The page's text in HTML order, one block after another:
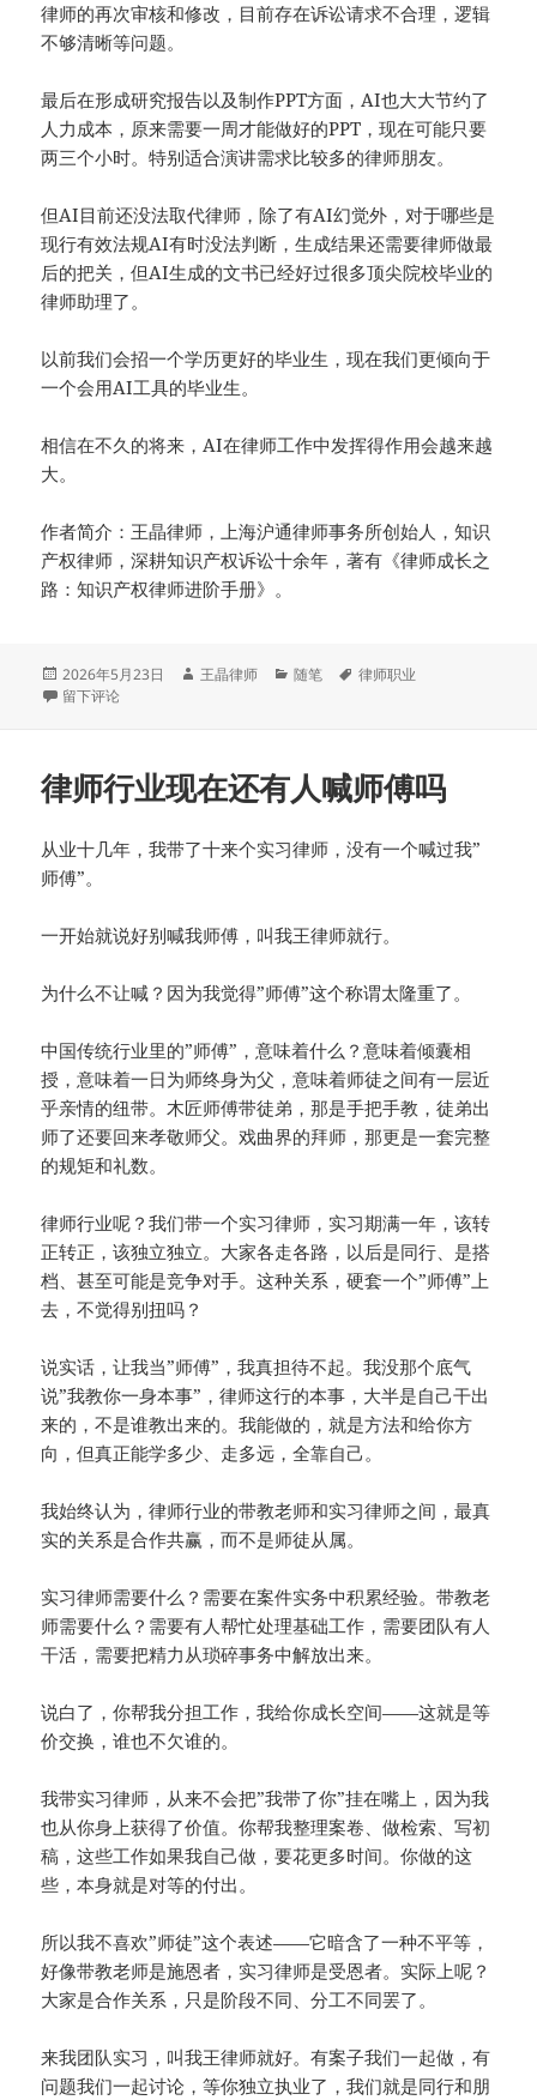
律师的再次审核和修改，目前存在诉讼请求不合理，逻辑
不够清晰等问题。
最后在形成研究报告以及制作PPT方面，AI也大大节约了
人力成本，原来需要一周才能做好的PPT，现在可能只要
两三个小时。特别适合演讲需求比较多的律师朋友。
但AI目前还没法取代律师，除了有AI幻觉外，对于哪些是
现行有效法规AI有时没法判断，生成结果还需要律师做最
后的把关，但AI生成的文书已经好过很多顶尖院校毕业的
律师助理了。
以前我们会招一个学历更好的毕业生，现在我们更倾向于
一个会用AI工具的毕业生。
相信在不久的将来，AI在律师工作中发挥得作用会越来越
大。
作者简介：王晶律师，上海沪通律师事务所创始人，知识
产权律师，深耕知识产权诉讼十余年，著有《律师成长之
路：知识产权律师进阶手册》。
发
布
2026年5月23日
作
王晶律师
分
随笔
标
律师职业
于AI正在接手大部分律师工作
留下评论
律师行业现在还有人喊师傅吗
从业十几年，我带了十来个实习律师，没有一个喊过我”
师傅”。
一开始就说好别喊我师傅，叫我王律师就行。
为什么不让喊？因为我觉得”师傅”这个称谓太隆重了。
中国传统行业里的”师傅”，意味着什么？意味着倾囊相
授，意味着一日为师终身为父，意味着师徒之间有一层近
乎亲情的纽带。木匠师傅带徒弟，那是手把手教，徒弟出
师了还要回来孝敬师父。戏曲界的拜师，那更是一套完整
的规矩和礼数。
律师行业呢？我们带一个实习律师，实习期满一年，该转
正转正，该独立独立。大家各走各路，以后是同行、是搭
档、甚至可能是竞争对手。这种关系，硬套一个”师傅”上
去，不觉得别扭吗？
说实话，让我当”师傅”，我真担待不起。我没那个底气
说”我教你一身本事”，律师这行的本事，大半是自己干出
来的，不是谁教出来的。我能做的，就是方法和给你方
向，但真正能学多少、走多远，全靠自己。
我始终认为，律师行业的带教老师和实习律师之间，最真
实的关系是合作共赢，而不是师徒从属。
实习律师需要什么？需要在案件实务中积累经验。带教老
师需要什么？需要有人帮忙处理基础工作，需要团队有人
干活，需要把精力从琐碎事务中解放出来。
说白了，你帮我分担工作，我给你成长空间——这就是等
价交换，谁也不欠谁的。
我带实习律师，从来不会把”我带了你”挂在嘴上，因为我
也从你身上获得了价值。你帮我整理案卷、做检索、写初
稿，这些工作如果我自己做，要花更多时间。你做的这
些，本身就是对等的付出。
所以我不喜欢”师徒”这个表述——它暗含了一种不平等，
好像带教老师是施恩者，实习律师是受恩者。实际上呢？
大家是合作关系，只是阶段不同、分工不同罢了。
来我团队实习，叫我王律师就好。有案子我们一起做，有
问题我们一起讨论，等你独立执业了，我们就是同行和朋